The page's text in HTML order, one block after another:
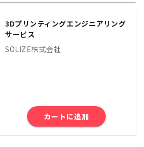
3Dプリンティングエンジニアリング
サービス
SOLIZE株式会社
カートに追加